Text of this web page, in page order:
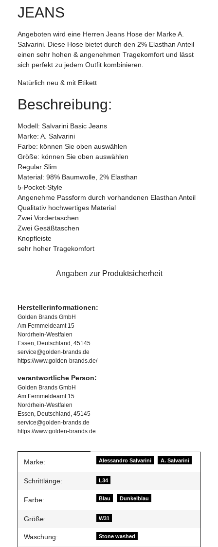
JEANS
Angeboten wird eine Herren Jeans Hose der Marke A.
Salvarini. Diese Hose bietet durch den 2% Elasthan Anteil
einen sehr hohen & angenehmen Tragekomfort und lässt
sich perfekt zu jedem Outfit kombinieren.
Natürlich neu & mit Etikett
Beschreibung:
Modell: Salvarini Basic Jeans
Marke: A. Salvarini
Farbe: können Sie oben auswählen
Größe: können Sie oben auswählen
Regular Slim
Material: 98% Baumwolle, 2% Elasthan
5-Pocket-Style
Angenehme Passform durch vorhandenen Elasthan Anteil
Qualitativ hochwertiges Material
Zwei Vordertaschen
Zwei Gesäßtaschen
Knopfleiste
sehr hoher Tragekomfort
Angaben zur Produktsicherheit
Herstellerinformationen:
Golden Brands GmbH
Am Fernmeldeamt 15
Nordrhein-Westfalen
Essen, Deutschland, 45145
service@golden-brands.de
https://www.golden-brands.de/
verantwortliche Person:
Golden Brands GmbH
Am Fernmeldeamt 15
Nordrhein-Westfalen
Essen, Deutschland, 45145
service@golden-brands.de
https://www.golden-brands.de
Produkteigenschaft
Wert
Marke: Alessandro Salvarini A. Salvarini
Schrittlänge: L34
Farbe: Blau Dunkelblau
Größe: W31
Waschung: Stone washed